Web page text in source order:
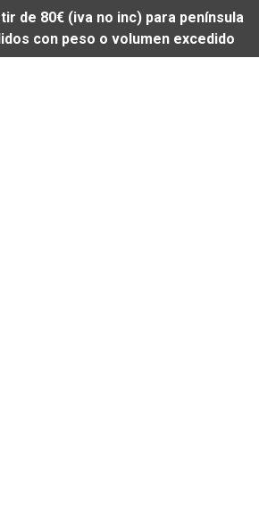
de 80€ (iva no inc) para península
con peso o volumen excedido